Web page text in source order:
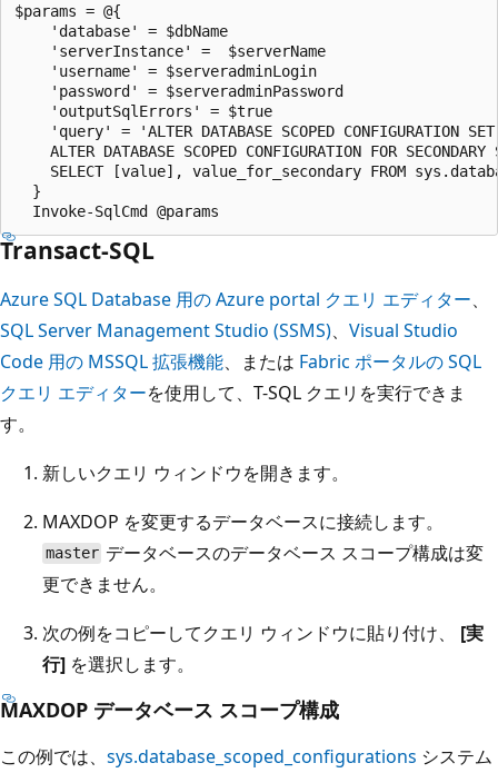
$params = @{
    'database' = $dbName
    'serverInstance' =  $serverName
    'username' = $serveradminLogin
    'password' = $serveradminPassword
    'outputSqlErrors' = $true
'query' = 'ALTER DATABASE SCOPED CONFIGURATION
ALTER DATABASE SCOPED CONFIGURATION FOR
SELECT [value], value_for_secondary FROM
  }
Transact-SQL
Azure SQL Database 用の Azure portal クエリ エディター、
SQL Server Management Studio (SSMS)、 Visual Studio
Code 用の MSSQL 拡張機能、または Fabric ポータルの SQL
クエリ エディターを使用して、T-SQL クエリを実行できま
す。
新しいクエリ ウィンドウを開きます。
MAXDOP を変更するデータベースに接続します。
master データベースのデータベース スコープ構成は変
更できません。
次の例をコピーしてクエリ ウィンドウに貼り付け、 [実
行] を選択します。
MAXDOP データベース スコープ構成
この例では、 sys.database_scoped_configurations システム